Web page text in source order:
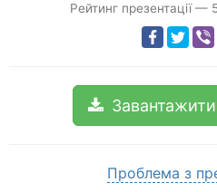
Рейтинг презентації —
Проблема з